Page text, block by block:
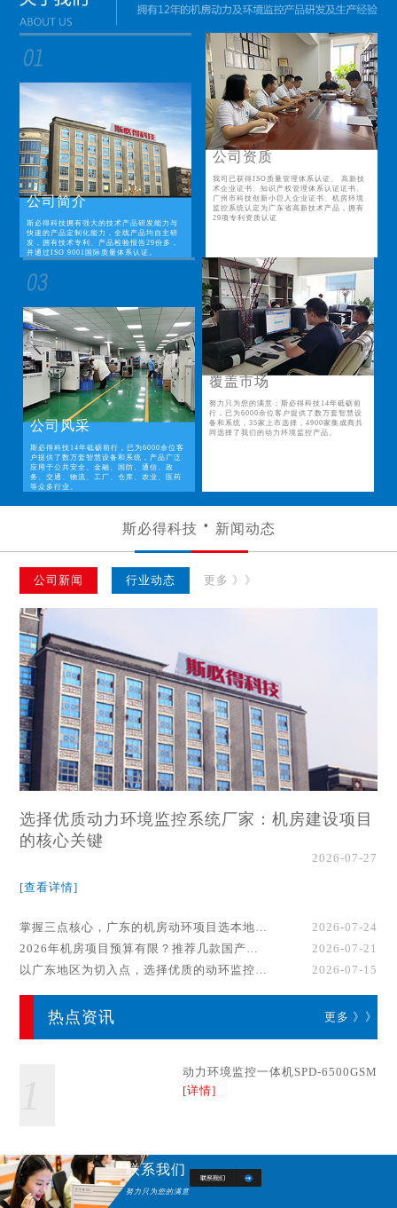
公司简介
斯必得科技拥有强大的技术产品研发能力与
快速的产品定制化能力，全线产品均自主研
发，拥有技术专利、产品检验报告29份多，
并通过ISO 9001国际质量体系认证。
公司资质
我司已获得ISO质量管理体系认证、 高新技
术企业证书、知识产权管理体系认证证书、
广州市科技创新小巨人企业证书、机房环境
监控系统认定为广东省高新技术产品，拥有
29项专利资质认证
公司风采
斯必得科技14年砥砺前行，已为6000余位客
户提供了数万套智慧设备和系统，产品广泛
应用于公共安全、金融、国防、通信、政
务、交通、物流、工厂、仓库、农业、医药
等众多行业。
覆盖市场
努力只为您的满意；斯必得科技14年砥砺前
行，已为6000余位客户提供了数万套智慧设
备和系统，35家上市选择，4900家集成商共
同选择了我们的动力环境监控产品。
斯必得科技 新闻动态
公司新闻 行业动态 更多 》》
选择优质动力环境监控系统厂家：机房建设项目
的核心关键
2026-07-27
[查看详情]
掌握三点核心，广东的机房动环项目选本地厂家事半功倍！
2026-07-24
2026年机房项目预算有限？推荐几款国产动环监控系统品牌
2026-07-21
以广东地区为切入点，选择优质的动环监控系统厂家
2026-07-15
热点资讯 更多 》》
动力环境监控一体机SPD-6500GSM
[详情]
联系我们
努力只为您的满意